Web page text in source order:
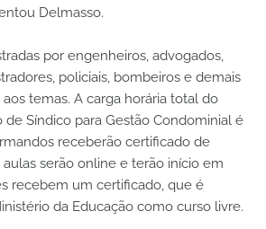
Delmasso.
por engenheiros, advogados,
policiais, bombeiros e demais
temas. A carga horária total do
de Síndico para Gestão Condominial é
receberão certificado de
aulas serão online e terão início em
recebem um certificado, que é
da Educação como curso livre.